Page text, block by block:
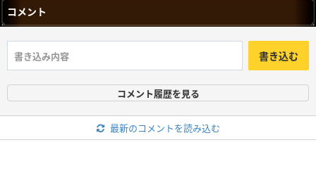
コメント
書き込む
コメント履歴を見る
最新のコメントを読み込む